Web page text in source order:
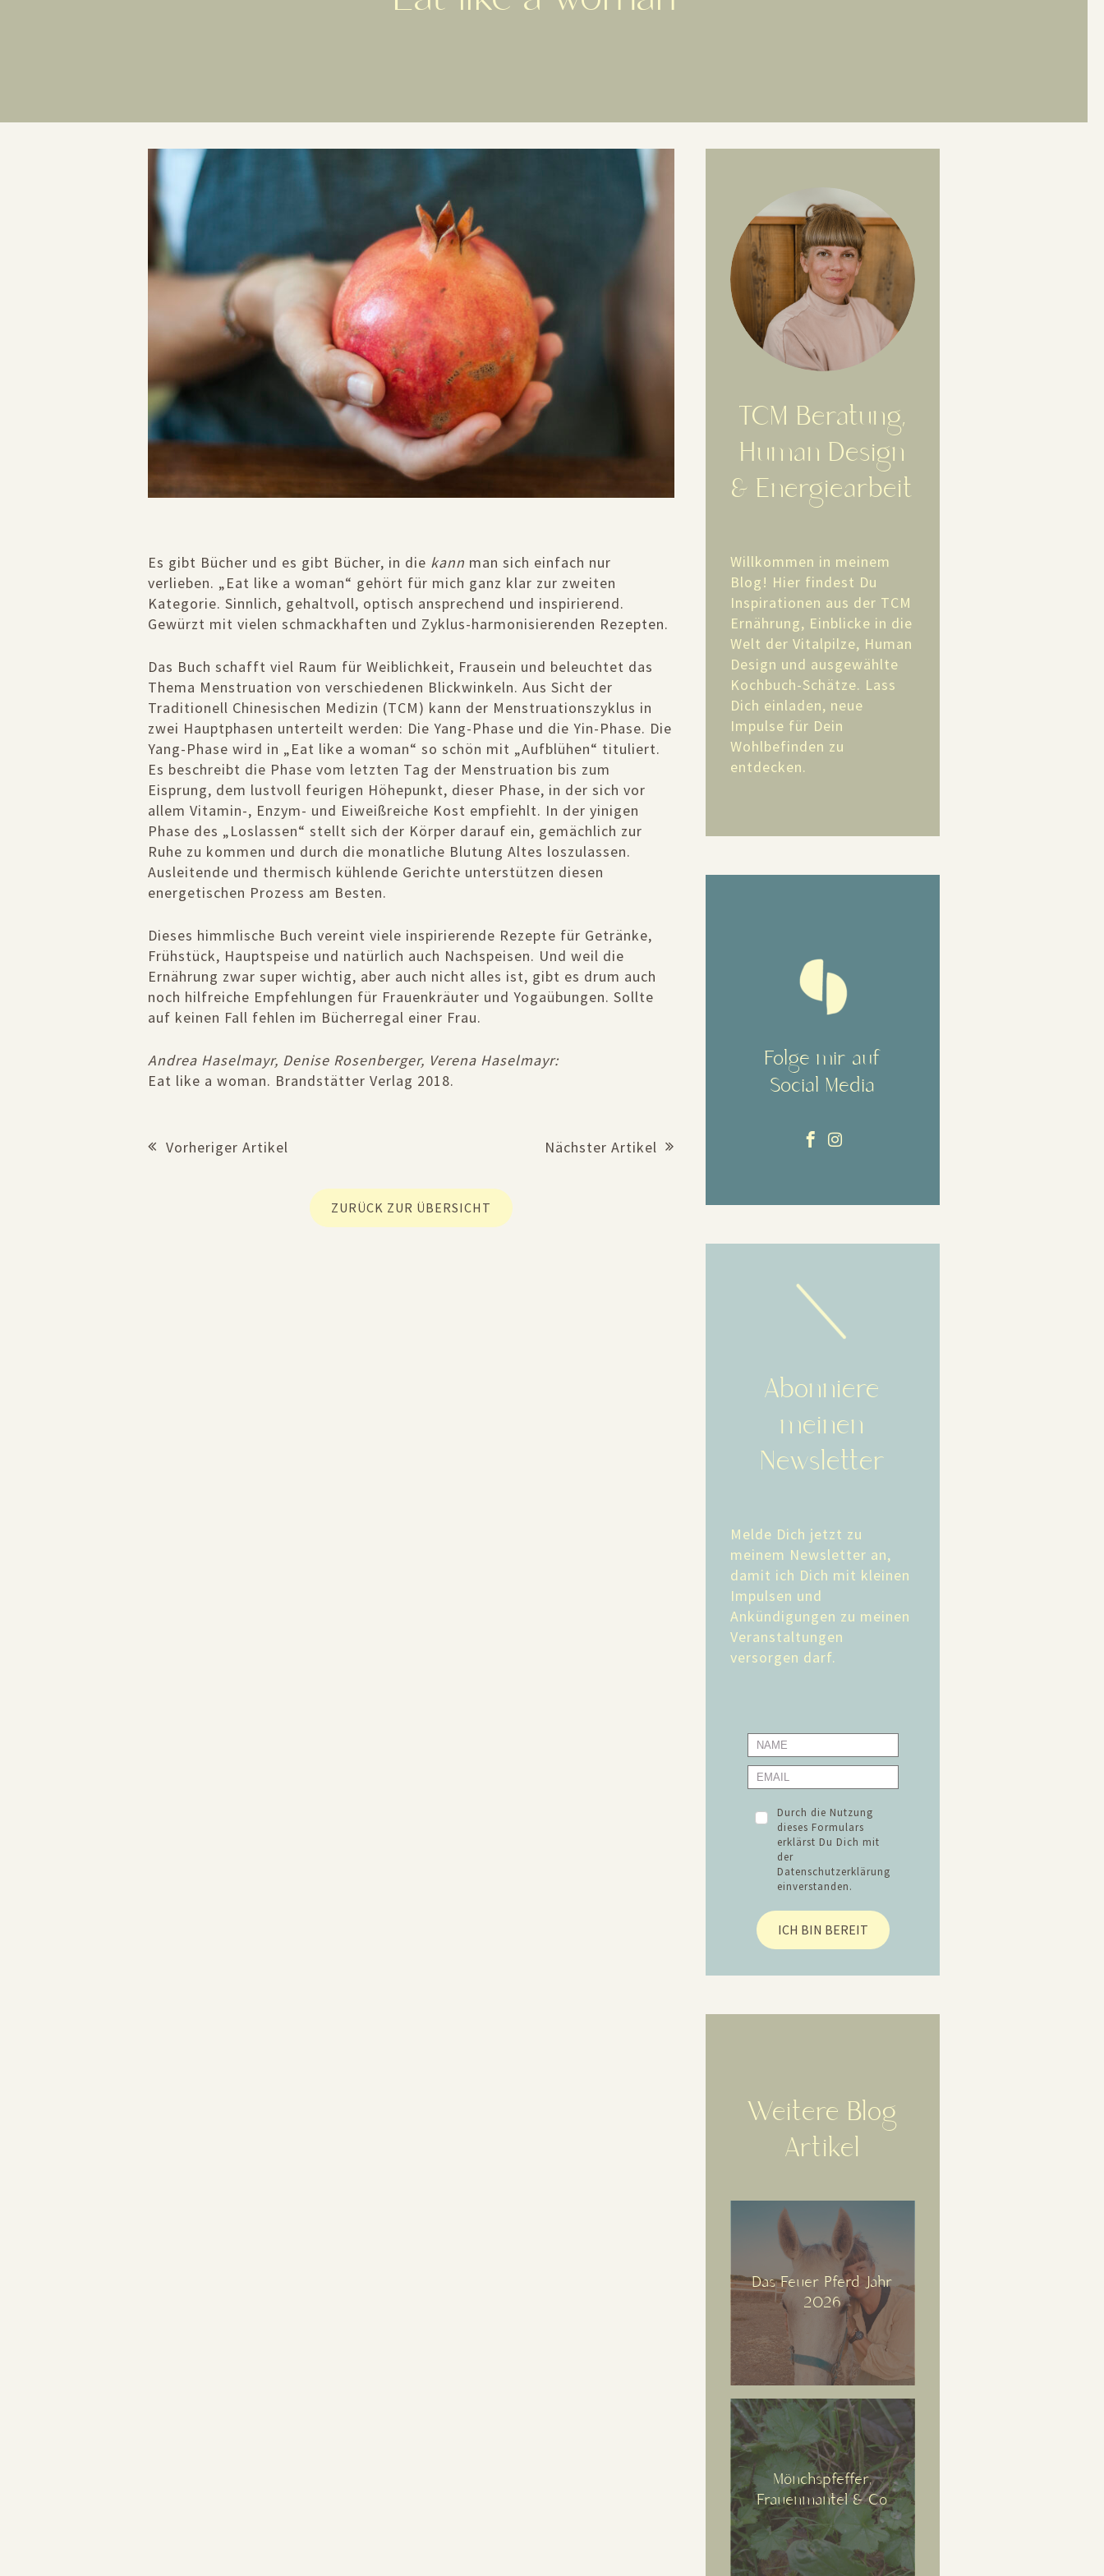
PRIVATE KOCHKURSE
Es gibt Bücher und es gibt Bücher, in die kann man sich einfach nur
verlieben. „Eat like a woman“ gehört für mich ganz klar zur zweiten
Kategorie. Sinnlich, gehaltvoll, optisch ansprechend und inspirierend.
Gewürzt mit vielen schmackhaften und Zyklus-harmonisierenden Rezepten.
Das Buch schafft viel Raum für Weiblichkeit, Frausein und beleuchtet das
Thema Menstruation von verschiedenen Blickwinkeln. Aus Sicht der
Traditionell Chinesischen Medizin (TCM) kann der Menstruationszyklus in
zwei Hauptphasen unterteilt werden: Die Yang-Phase und die Yin-Phase. Die
Yang-Phase wird in „Eat like a woman“ so schön mit „Aufblühen“ tituliert.
Es beschreibt die Phase vom letzten Tag der Menstruation bis zum
Eisprung, dem lustvoll feurigen Höhepunkt, dieser Phase, in der sich vor
allem Vitamin-, Enzym- und Eiweißreiche Kost empfiehlt. In der yinigen
Phase des „Loslassen“ stellt sich der Körper darauf ein, gemächlich zur
Ruhe zu kommen und durch die monatliche Blutung Altes loszulassen.
Ausleitende und thermisch kühlende Gerichte unterstützen diesen
energetischen Prozess am Besten.
Dieses himmlische Buch vereint viele inspirierende Rezepte für Getränke,
Frühstück, Hauptspeise und natürlich auch Nachspeisen. Und weil die
Ernährung zwar super wichtig, aber auch nicht alles ist, gibt es drum auch
noch hilfreiche Empfehlungen für Frauenkräuter und Yogaübungen. Sollte
auf keinen Fall fehlen im Bücherregal einer Frau.
Andrea Haselmayr, Denise Rosenberger, Verena Haselmayr:
Eat like a woman. Brandstätter Verlag 2018.
Vorheriger Artikel Nächster Artikel
ZURÜCK ZUR ÜBERSICHT
TCM Beratung,
Human Design
& Energiearbeit
Willkommen in meinem
Blog! Hier findest Du
Inspirationen aus der TCM
Ernährung, Einblicke in die
Welt der Vitalpilze, Human
Design und ausgewählte
Kochbuch-Schätze. Lass
Dich einladen, neue
Impulse für Dein
Wohlbefinden zu
entdecken.
Folge mir auf
Social Media
Abonniere
meinen
Newsletter
Melde Dich jetzt zu
meinem Newsletter an,
damit ich Dich mit kleinen
Impulsen und
Ankündigungen zu meinen
Veranstaltungen
versorgen darf.
Durch die Nutzung
dieses Formulars
erklärst Du Dich mit
der
Datenschutzerklärung
einverstanden.
ICH BIN BEREIT
Weitere Blog
Artikel
Das Feuer Pferd Jahr
2026
Mönchspfeffer,
Frauenmantel & Co